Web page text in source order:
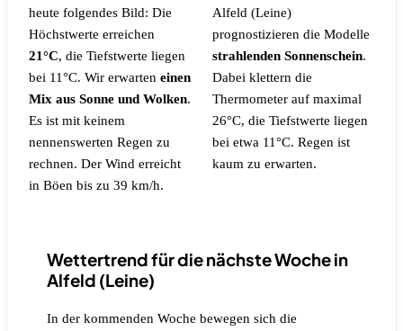
heute folgendes Bild: Die
Höchstwerte erreichen
21°C, die Tiefstwerte liegen
bei 11°C. Wir erwarten einen
Mix aus Sonne und Wolken.
Es ist mit keinem
nennenswerten Regen zu
rechnen. Der Wind erreicht
in Böen bis zu 39 km/h.
Alfeld (Leine)
prognostizieren die Modelle
strahlenden Sonnenschein.
Dabei klettern die
Thermometer auf maximal
26°C, die Tiefstwerte liegen
bei etwa 11°C. Regen ist
kaum zu erwarten.
Wettertrend für die nächste Woche in
Alfeld (Leine)
In der kommenden Woche bewegen sich die